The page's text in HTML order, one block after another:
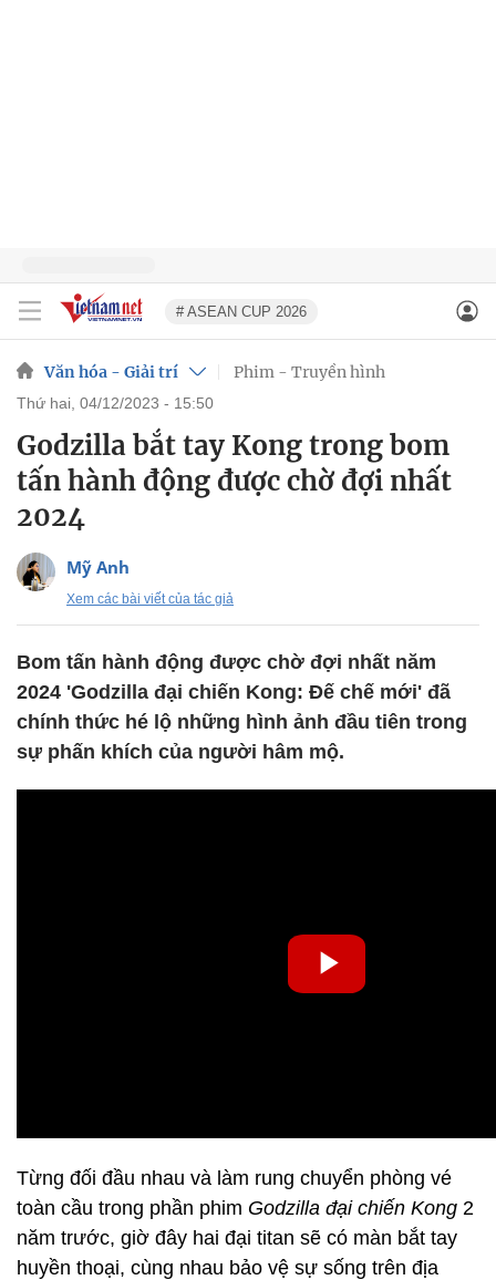
# ASEAN CUP 2026
Văn hóa - Giải trí Phim - Truyền hình
thứ hai, 04/12/2023 - 15:50
Godzilla bắt tay Kong trong bom
tấn hành động được chờ đợi nhất
2024
Mỹ Anh
Xem các bài viết của tác giả
Bom tấn hành động được chờ đợi nhất năm
2024 'Godzilla đại chiến Kong: Đế chế mới' đã
chính thức hé lộ những hình ảnh đầu tiên trong
sự phấn khích của người hâm mộ.
Từng đối đầu nhau và làm rung chuyển phòng vé
toàn cầu trong phần phim Godzilla đại chiến Kong 2
năm trước, giờ đây hai đại titan sẽ có màn bắt tay
huyền thoại, cùng nhau bảo vệ sự sống trên địa